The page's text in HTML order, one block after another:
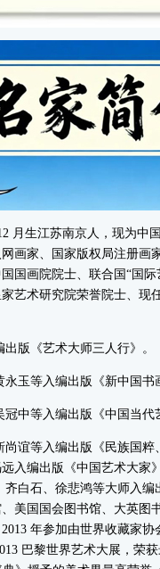
生江苏南京人，现为中
画家、国家版权局注册画
国画院院士、联合国“国
艺术研究院荣誉院士、现
版《艺术大师三人行》。
玉等入编出版《新中国书
中等入编出版《中国当代
谊等入编出版《民族国粹
入编出版《中国艺术大家
白石、徐悲鸿等大师入编
美国国会图书馆、大英图
年参加由世界收藏家
巴黎世界艺术大展，荣